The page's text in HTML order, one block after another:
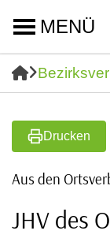
MENÜ
Drucken
Aus den
JHV des